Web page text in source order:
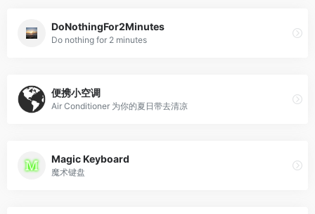
DoNothingFor2Minutes
Do nothing for 2 minutes
便携小空调
Air Conditioner 为你的夏日带去清凉
Magic Keyboard
魔术键盘